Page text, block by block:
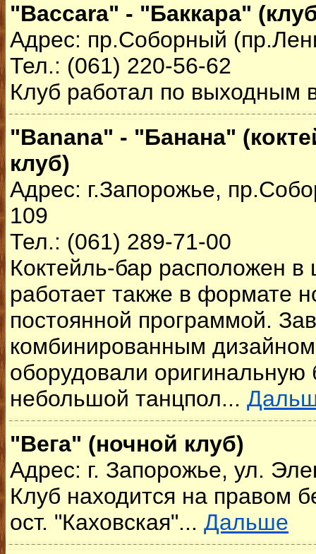
"Baccara" - "Баккара"
Адрес: пр.Соборный
Тел.: (061) 220-56-62
Клуб работал по выходным
"Banana" - "Банана"
клуб)
Адрес: г.Запорожье,
109
Тел.: (061) 289-71-00
Коктейль-бар расположен в
работает также в формате
постоянной программой.
комбинированным
оборудовали оригинальную
небольшой танцпол...
"Вега" (ночной клуб)
Адрес: г. Запорожье, ул.
Клуб находится на правом
ост. "Каховская"... Дальше